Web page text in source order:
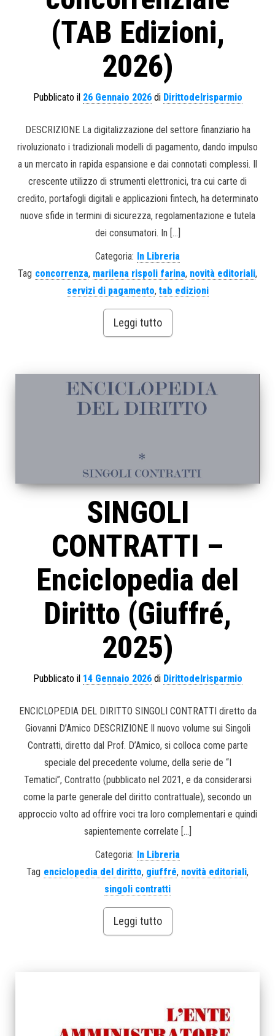
(TAB Edizioni,
2026)
Pubblicato il 26 Gennaio 2026di Dirittodelrisparmio
DESCRIZIONE La digitalizzazione del settore finanziario ha
rivoluzionato i tradizionali modelli di pagamento, dando impulso
a un mercato in rapida espansione e dai connotati complessi. Il
crescente utilizzo di strumenti elettronici, tra cui carte di
credito, portafogli digitali e applicazioni fintech, ha determinato
nuove sfide in termini di sicurezza, regolamentazione e tutela
dei consumatori. In […]
Categoria: In Libreria
Tag concorrenza, marilena rispoli farina, novità editoriali,
servizi di pagamento, tab edizioni
Leggi tutto
SINGOLI
CONTRATTI –
Enciclopedia del
Diritto (Giuffré,
2025)
Pubblicato il 14 Gennaio 2026di Dirittodelrisparmio
ENCICLOPEDIA DEL DIRITTO SINGOLI CONTRATTI diretto da
Giovanni D’Amico DESCRIZIONE Il nuovo volume sui Singoli
Contratti, diretto dal Prof. D’Amico, si colloca come parte
speciale del precedente volume, della serie de “I
Tematici”, Contratto (pubblicato nel 2021, e da considerarsi
come la parte generale del diritto contrattuale), secondo un
approccio volto ad offrire voci tra loro complementari e quindi
sapientemente correlate […]
Categoria: In Libreria
Tag enciclopedia del diritto, giuffré, novità editoriali,
singoli contratti
Leggi tutto